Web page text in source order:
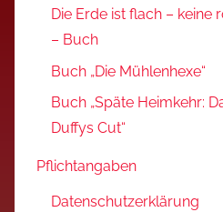
Die Erde ist flach – keine
– Buch
Buch „Die Mühlenhexe“
Buch „Späte Heimkehr:
Duffys Cut“
Pflichtangaben
Datenschutzerklärung